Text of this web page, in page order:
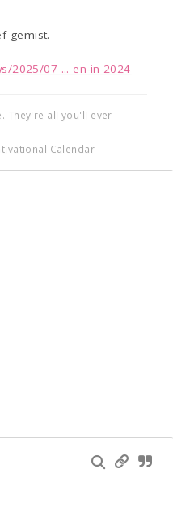
gemist.
2025/07 ... en-in-2024
They're all you'll ever
Calendar